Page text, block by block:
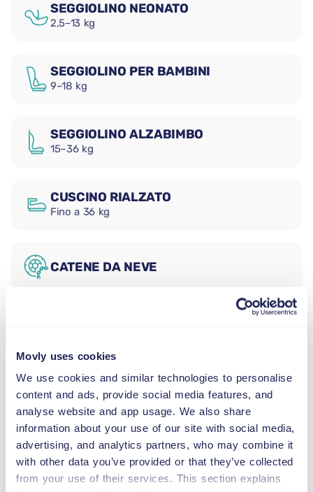
Movly uses cookies
We use cookies and similar technologies to personalise
content and ads, provide social media features, and
analyse website and app usage. We also share
information about your use of our site with social media,
advertising, and analytics partners, who may combine it
with other data you’ve provided or that they’ve collected
from your use of their services. This section explains
SEGGIOLINO NEONATO
2,5–13 kg
SEGGIOLINO PER BAMBINI
9–18 kg
SEGGIOLINO ALZABIMBO
15–36 kg
CUSCINO RIALZATO
Fino a 36 kg
CATENE DA NEVE
Noleggia un'auto station wagon automatica all'aeroporto
di Nizza Costa Azzurra, Nizza, da Movly. Inizia il tuo
pratica e spaziosa Renault Megane Sport Tourer. Questa
piccole famiglie, coppie o gruppi di amici che
necessitano di spazio extra per i bagagli senza
sacrificare comfort e guidabilità. Con posti a sedere per
un massimo di cinque passeggeri, aria condizionata,
alimentazione a benzina e GPS inclusi, la Megane Sport
Tourer rende la guida in città e i viaggi costieri più
lunghi facili e piacevoli.